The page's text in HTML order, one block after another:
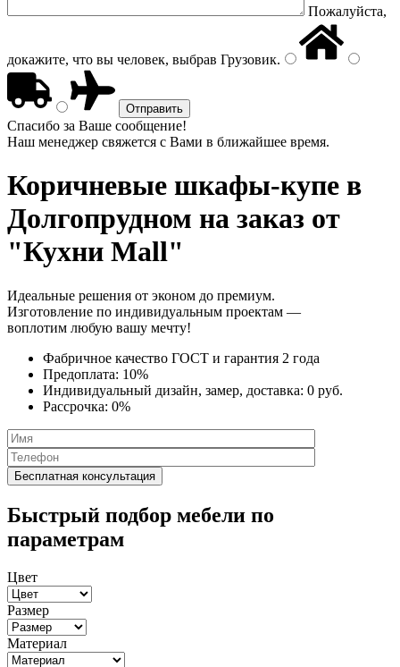
Пожалуйста,
докажите, что вы человек, выбрав Грузовик.
Спасибо за Ваше сообщение!
Наш менеджер свяжется с Вами в ближайшее время.
Коричневые шкафы-купе в
Долгопрудном на заказ от
"Кухни Mall"
Идеальные решения от эконом до премиум.
Изготовление по индивидуальным проектам —
воплотим любую вашу мечту!
Фабричное качество ГОСТ и гарантия 2 года
Предоплата: 10%
Индивидуальный дизайн, замер, доставка: 0 руб.
Рассрочка: 0%
Быстрый подбор мебели по
параметрам
Цвет
Размер
Материал